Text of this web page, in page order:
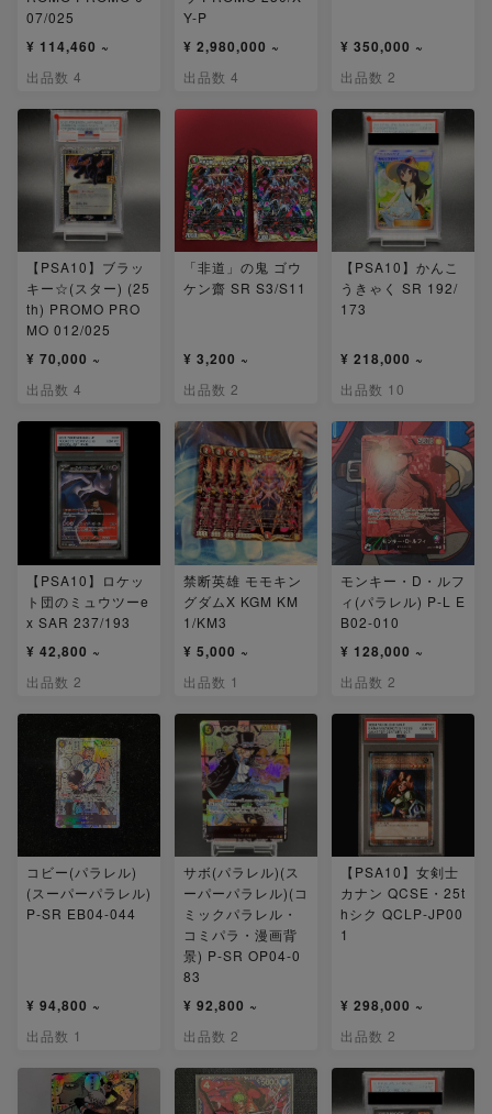
07/025
¥ 114,460 ~
出品数 4
Y-P
¥ 2,980,000 ~
出品数 4
¥ 350,000 ~
出品数 2
【PSA10】ブラッ
キー☆(スター) (25
th) PROMO PRO
MO 012/025
¥ 70,000 ~
出品数 4
「非道」の鬼 ゴウ
ケン齋 SR S3/S11
¥ 3,200 ~
出品数 2
【PSA10】かんこ
うきゃく SR 192/
173
¥ 218,000 ~
出品数 10
【PSA10】ロケッ
ト団のミュウツーe
x SAR 237/193
¥ 42,800 ~
出品数 2
禁断英雄 モモキン
グダムX KGM KM
1/KM3
¥ 5,000 ~
出品数 1
モンキー・D・ルフ
ィ(パラレル) P-L E
B02-010
¥ 128,000 ~
出品数 2
コビー(パラレル)
(スーパーパラレル)
P-SR EB04-044
¥ 94,800 ~
出品数 1
サボ(パラレル)(ス
ーパーパラレル)(コ
ミックパラレル・
コミパラ・漫画背
景) P-SR OP04-0
83
¥ 92,800 ~
出品数 2
【PSA10】女剣士
カナン QCSE・25t
hシク QCLP-JP00
1
¥ 298,000 ~
出品数 2